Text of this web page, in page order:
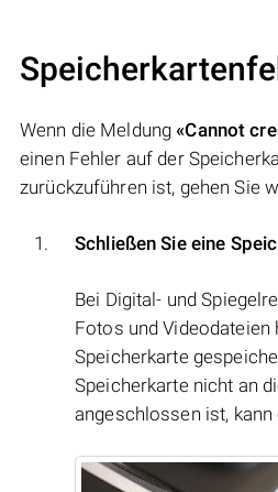
Wenn die Meldung«Cannot
einen Fehler auf der
zurückzuführen ist, gehen Sie
Schließen Sie eine
Bei Digital- und
Fotos und
Speicherkarte
Speicherkarte nicht an
angeschlossen ist,